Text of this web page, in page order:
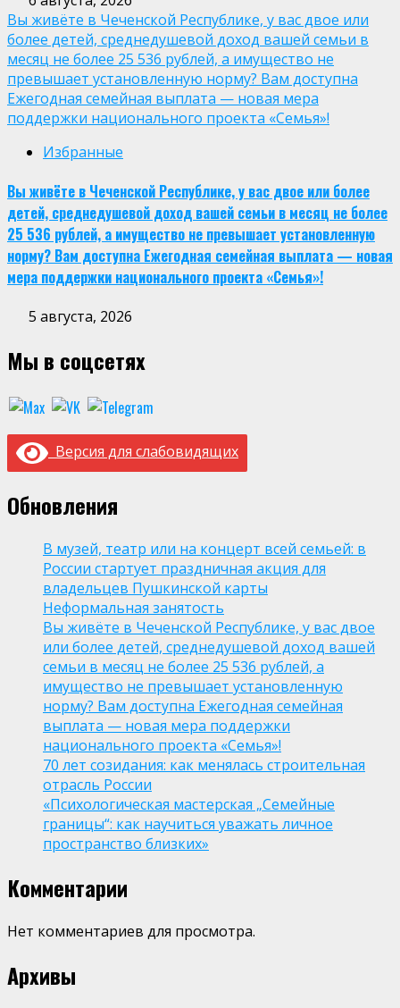
Вы живёте в Чеченской Республике, у вас двое или
более детей, среднедушевой доход вашей семьи в
месяц не более 25 536 рублей, а имущество не
превышает установленную норму? Вам доступна
Ежегодная семейная выплата — новая мера
поддержки национального проекта «Семья»!
Избранные
Вы живёте в Чеченской Республике, у вас двое или более
детей, среднедушевой доход вашей семьи в месяц не более
25 536 рублей, а имущество не превышает установленную
норму? Вам доступна Ежегодная семейная выплата — новая
мера поддержки национального проекта «Семья»!
5 августа, 2026
Мы в соцсетях
Версия для слабовидящих
Обновления
В музей, театр или на концерт всей семьей: в
России стартует праздничная акция для
владельцев Пушкинской карты
Неформальная занятость
Вы живёте в Чеченской Республике, у вас двое
или более детей, среднедушевой доход вашей
семьи в месяц не более 25 536 рублей, а
имущество не превышает установленную
норму? Вам доступна Ежегодная семейная
выплата — новая мера поддержки
национального проекта «Семья»!
70 лет созидания: как менялась строительная
отрасль России
«Психологическая мастерская „Семейные
границы“: как научиться уважать личное
пространство близких»
Комментарии
Нет комментариев для просмотра.
Архивы